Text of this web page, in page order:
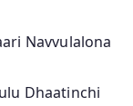
Navvulalona
Dhaatinchi